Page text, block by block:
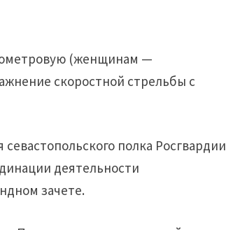
(женщинам —
скоростной стрельбы с
полка Росгвардии
деятельности
зачете.